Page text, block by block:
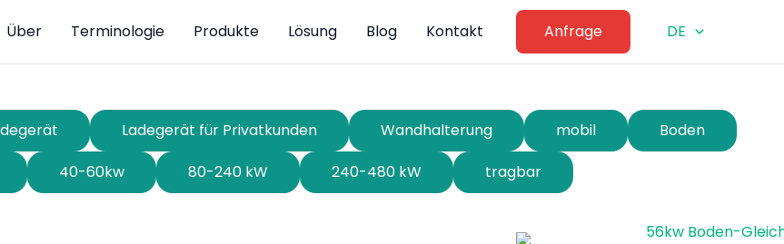
Über Terminologie Produkte Lösung Blog Kontakt Anfrage DE
Ladegerät für Privatkunden Wandhalterung mobil
Boden
40-60kw 80-240 kW 240-480 kW tragbar